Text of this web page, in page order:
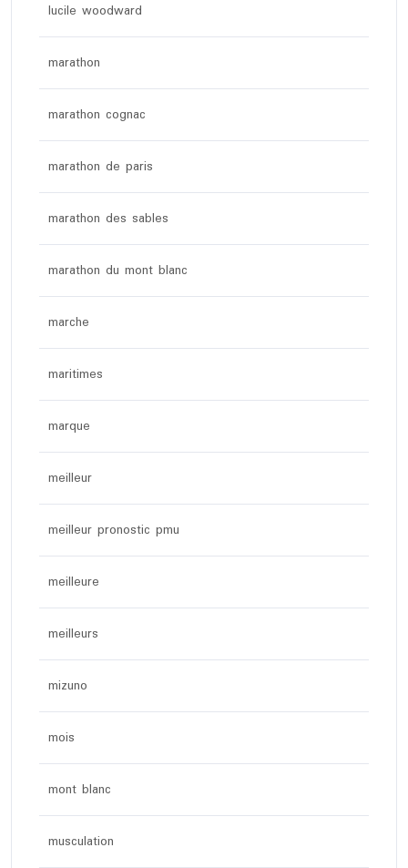
lucile woodward
marathon
marathon cognac
marathon de paris
marathon des sables
marathon du mont blanc
marche
maritimes
marque
meilleur
meilleur pronostic pmu
meilleure
meilleurs
mizuno
mois
mont blanc
musculation